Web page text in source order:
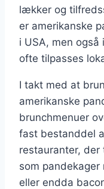
lækker og
er amerikanske
i USA, men
ofte tilpasses
I takt med at
amerikanske
brunchmenuer
fast bestanddel
restauranter,
som
eller endda